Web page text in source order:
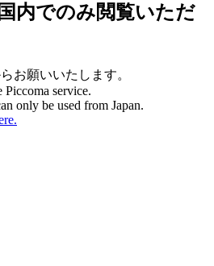
内でのみ閲覧いただ
お願いいたします。
Piccoma service.
only be used from Japan.